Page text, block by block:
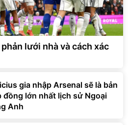
lưới nhà và cách xác
gia nhập Arsenal sẽ là bản
đồng lớn nhất lịch sử Ngoại
Anh